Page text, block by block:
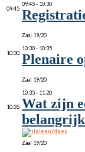
09:45
09:45 - 10:30
10:30
Zaal 19/20
10:30 - 10:35
Plenaire
10:35
Zaal 19/20
10:35 - 11:20
Wat zijn
Zaal 19/20